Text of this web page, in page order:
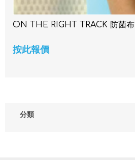
ON THE RIGHT TRACK 防菌布
按此報價
分類